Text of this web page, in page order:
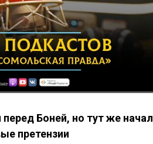
Боней, но тут же начал
претензии